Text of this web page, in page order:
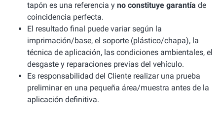
tapón es una referencia y no constituye garantía de
coincidencia perfecta.
El resultado final puede variar según la
imprimación/base, el soporte (plástico/chapa), la
técnica de aplicación, las condiciones ambientales, el
desgaste y reparaciones previas del vehículo.
Es responsabilidad del Cliente realizar una prueba
preliminar en una pequeña área/muestra antes de la
aplicación definitiva.